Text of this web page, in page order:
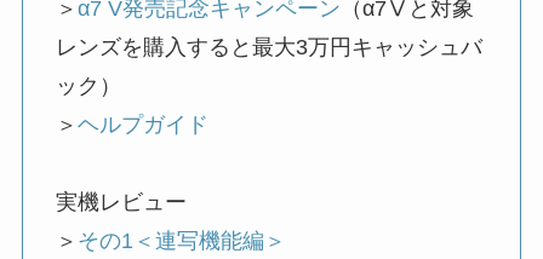
＞ α7 V発売記念キャンペーン （α7Ⅴと対象
レンズを購入すると最大3万円キャッシュバ
ック）
＞ ヘルプガイド
実機レビュー
＞ その1＜連写機能編＞